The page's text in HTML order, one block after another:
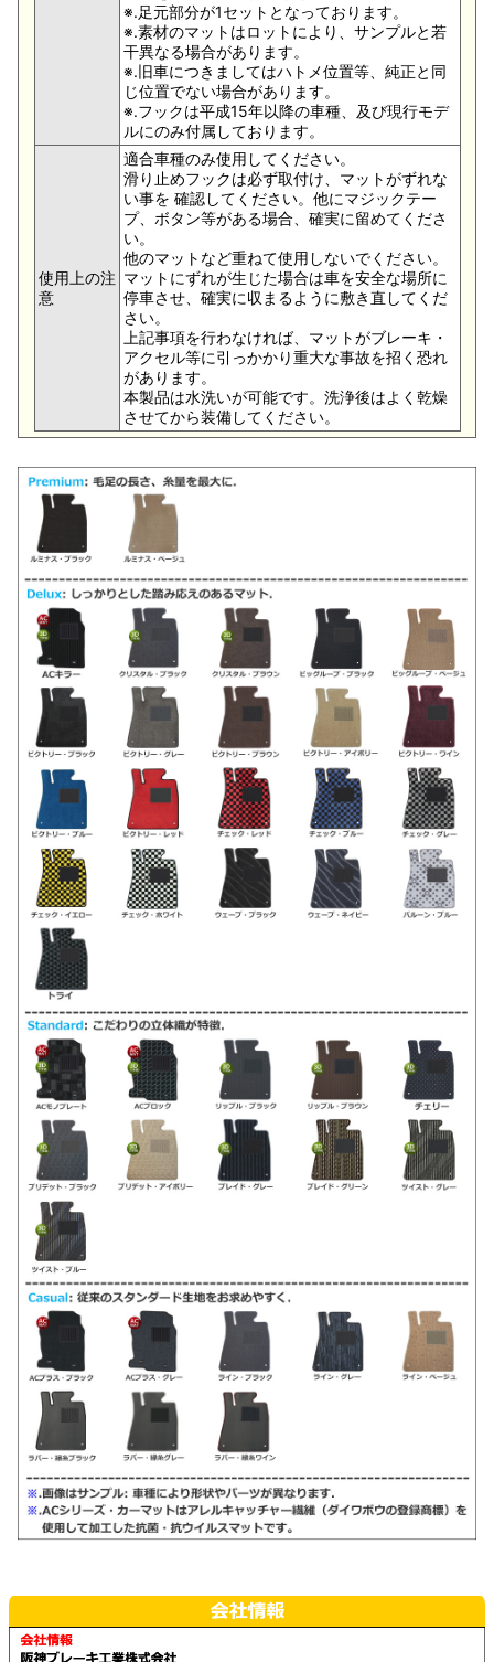
※.足元部分が1セットとなっております。
※.素材のマットはロットにより、サンプルと若
干異なる場合があります。
※.旧車につきましてはハトメ位置等、純正と同
じ位置でない場合があります。
※.フックは平成15年以降の車種、及び現行モデ
ルにのみ付属しております。
使用上の注
意
適合車種のみ使用してください。
滑り止めフックは必ず取付け、マットがずれな
い事を 確認してください。他にマジックテー
プ、ボタン等がある場合、確実に留めてくださ
い。
他のマットなど重ねて使用しないでください。
マットにずれが生じた場合は車を安全な場所に
停車させ、確実に収まるように敷き直してくだ
さい。
上記事項を行わなければ、マットがブレーキ・
アクセル等に引っかかり重大な事故を招く恐れ
があります。
本製品は水洗いが可能です。洗浄後はよく乾燥
させてから装備してください。